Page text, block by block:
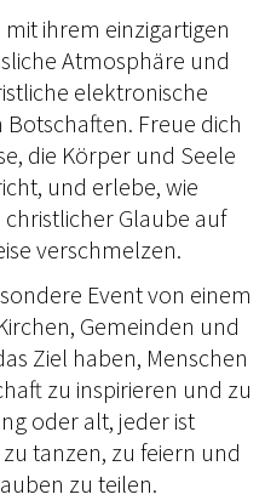
mit ihrem einzigartigen
Atmosphäre und
elektronische
Freue dich
die Körper und Seele
und erlebe, wie
Glaube auf
verschmelzen.
Event von einem
Gemeinden und
Ziel haben, Menschen
zu inspirieren und zu
oder alt, jeder ist
tanzen, zu feiern und
zu teilen.